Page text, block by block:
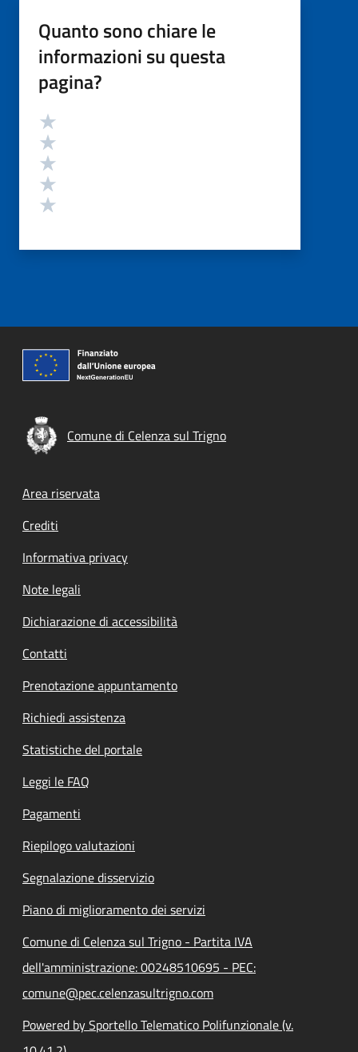
Quanto sono chiare le
informazioni su questa
pagina?
Valutazione
Comune di Celenza sul Trigno
Footer menu
Area riservata
Crediti
Informativa privacy
Note legali
Dichiarazione di accessibilità
Contatti
Prenotazione appuntamento
Richiedi assistenza
Statistiche del portale
Leggi le FAQ
Pagamenti
Riepilogo valutazioni
Segnalazione disservizio
Piano di miglioramento dei servizi
Comune di Celenza sul Trigno - Partita IVA
dell'amministrazione: 00248510695 - PEC:
comune@pec.celenzasultrigno.com
Powered by Sportello Telematico Polifunzionale (v.